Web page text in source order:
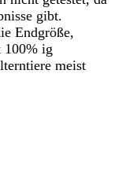
gibt.
Endgröße,
100% ig
meist